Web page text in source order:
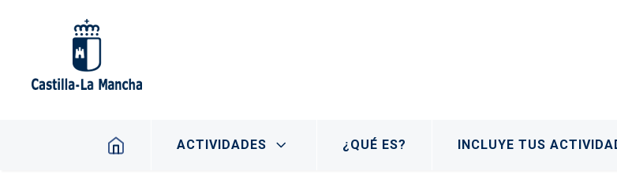
Navegación principal
ACTIVIDADES ¿QUÉ ES? INCLUYE TUS